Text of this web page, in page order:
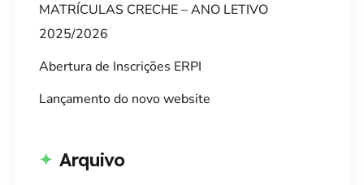
MATRÍCULAS CRECHE – ANO LETIVO
2025/2026
Abertura de Inscrições ERPI
Lançamento do novo website
Arquivo